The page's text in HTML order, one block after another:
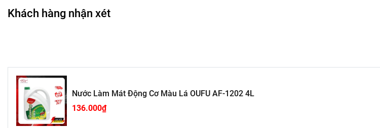
sử dụng.
Khách hàng nhận xét
Nước Làm Mát Động Cơ Màu Lá OUFU AF-1202 4L
136.000₫